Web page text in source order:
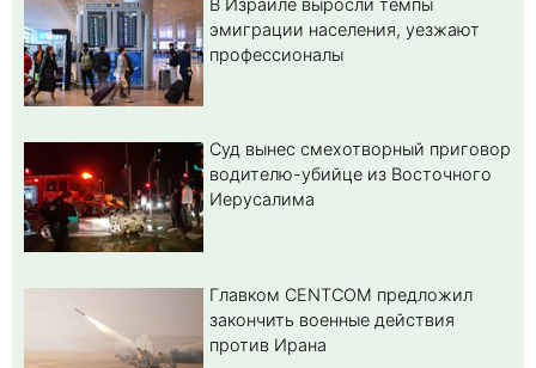
эмиграции населения, уезжают
профессионалы
Суд вынес смехотворный приговор
водителю-убийце из Восточного
Иерусалима
Главком CENTCOM предложил
закончить военные действия
против Ирана